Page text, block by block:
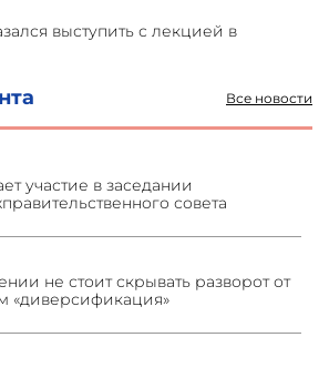
Все новости
участие в заседании
совета
не стоит скрывать разворот от
«диверсификация»
выступить с лекцией в
– детали визита главы
огня